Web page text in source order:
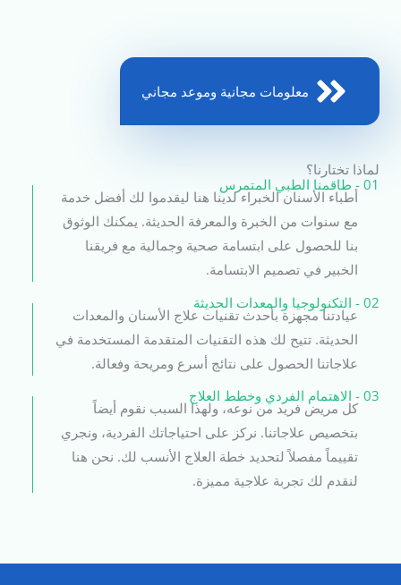
معلومات مجانية وموعد مجاني
لماذا تختارنا؟
01 - طاقمنا الطبي المتمرس
أطباء الأسنان الخبراء لدينا هنا ليقدموا لك أفضل خدمة
مع سنوات من الخبرة والمعرفة الحديثة. يمكنك الوثوق
بنا للحصول على ابتسامة صحية وجمالية مع فريقنا
الخبير في تصميم الابتسامة.
02 - التكنولوجيا والمعدات الحديثة
عيادتنا مجهزة بأحدث تقنيات علاج الأسنان والمعدات
الحديثة. تتيح لك هذه التقنيات المتقدمة المستخدمة في
علاجاتنا الحصول على نتائج أسرع ومريحة وفعالة.
03 - الاهتمام الفردي وخطط العلاج
كل مريض فريد من نوعه، ولهذا السبب نقوم أيضاً
بتخصيص علاجاتنا. نركز على احتياجاتك الفردية، ونجري
تقييماً مفصلاً لتحديد خطة العلاج الأنسب لك. نحن هنا
لنقدم لك تجربة علاجية مميزة.